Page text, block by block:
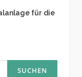
für die